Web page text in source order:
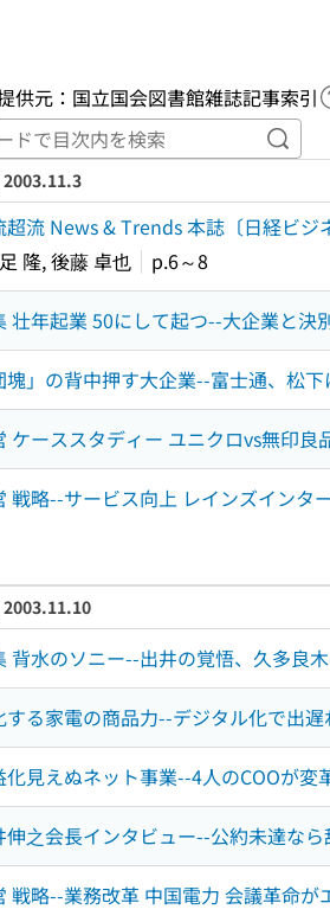
供元：国立国会図書館雑誌記事索引
キー
2003.11.3
超流 News & Trends 本誌〔日経ビ
隆, 後藤 卓也
p.6～8
壮年起業 50にして起つ--大企業と決
塊」の背中押す大企業--富士通、松
ケーススタディー ユニクロvs無印良
戦略--サービス向上 レインズインタ
2003.11.10
背水のソニー--出井の覚悟、久多良
する家電の商品力--デジタル化で出
化見えぬネット事業--4人のCOOが
伸之会長インタビュー--公約未達な
戦略--業務改革 中国電力 会議革命が